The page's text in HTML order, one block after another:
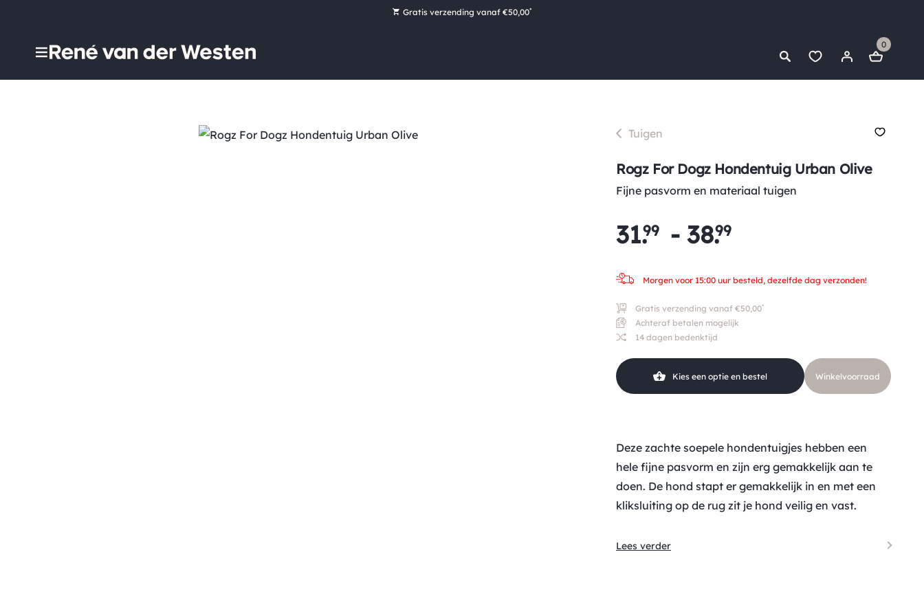
Gratis verzending vanaf €50,00*
0
Tuigen
Rogz For Dogz Hondentuig Urban Olive
Fijne pasvorm en materiaal tuigen
31.
99 - 38.
99
Morgen voor 15:00 uur besteld, dezelfde dag verzonden!
Gratis verzending vanaf €50,00*
Achteraf betalen mogelijk
14 dagen bedenktijd
Kies een optie en bestel Winkelvoorraad
Deze zachte soepele hondentuigjes hebben een
hele fijne pasvorm en zijn erg gemakkelijk aan te
doen. De hond stapt er gemakkelijk in en met een
kliksluiting op de rug zit je hond veilig en vast.
Lees verder